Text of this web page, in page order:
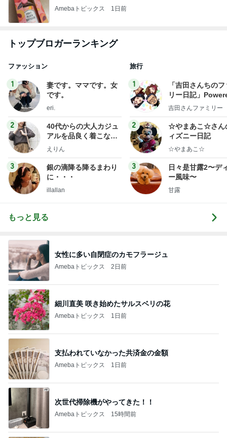
Amebaトピックス 1日前
トップブロガーランキング
ファッション
1
妻です。ママです。女
です。
eri.
2
40代からの大人カジュ
アルを品良く着こなす
ファッションブログ
えりん
3
銀の滴降る降るまわり
に・・・
illallan
旅行
1
「吉田さんちの
リー日記」
y Ameba 吉田さ
ログ
吉田さんファミリー
2
☆やまあこ☆さん
ィズニー日記
☆やまあこ☆
3
日々是甘露2〜デ
ー風味〜
甘露
もっと見る
女性に多い自閉症のカモフラージュ
Amebaトピックス 2日前
細川直美 咲き始めたサルスベリの花
Amebaトピックス 1日前
支払われていなかった共済金の金額
Amebaトピックス 1日前
次世代掃除機がやってきた！！
Amebaトピックス 15時間前